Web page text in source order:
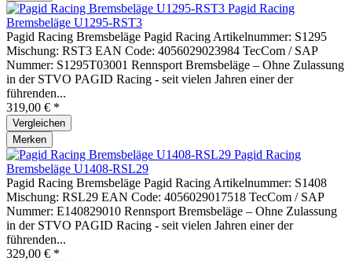
Pagid Racing
Bremsbeläge U1295-RST3
Pagid Racing Bremsbeläge Pagid Racing Artikelnummer: S1295
Mischung: RST3 EAN Code: 4056029023984 TecCom / SAP
Nummer: S1295T03001 Rennsport Bremsbeläge – Ohne Zulassung
in der STVO PAGID Racing - seit vielen Jahren einer der
führenden...
319,00 € *
Vergleichen
Merken
Pagid Racing
Bremsbeläge U1408-RSL29
Pagid Racing Bremsbeläge Pagid Racing Artikelnummer: S1408
Mischung: RSL29 EAN Code: 4056029017518 TecCom / SAP
Nummer: E140829010 Rennsport Bremsbeläge – Ohne Zulassung
in der STVO PAGID Racing - seit vielen Jahren einer der
führenden...
329,00 € *